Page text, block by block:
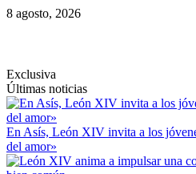
Saltar
8 agosto, 2026
Exclusiva
Últimas noticias
En Asís, León XIV invita a los
del amor»